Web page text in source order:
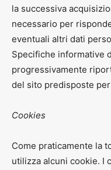
la successiva
necessario per
eventuali altri dati
Specifiche informative
progressivamente
del sito predisposte
Cookies
Come praticamente la
utilizza alcuni cookie. I